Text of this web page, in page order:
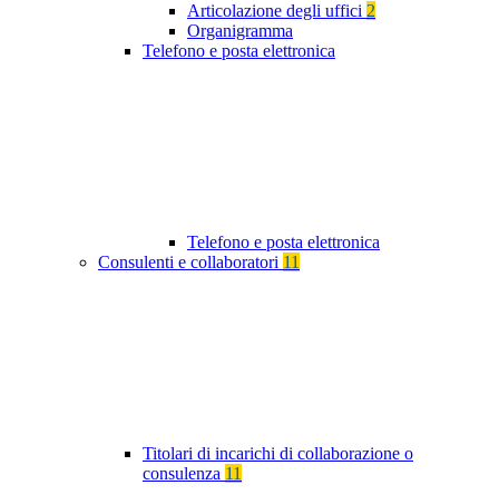
Articolazione degli uffici 2
Organigramma
Telefono e posta elettronica
Telefono e posta elettronica
Consulenti e collaboratori 11
Titolari di incarichi di collaborazione o
consulenza 11